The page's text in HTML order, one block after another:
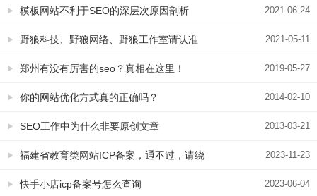
2021-06-24
模板网站不利于SEO的深层次原因剖析
2021-05-11
野狼科技、野狼网络、野狼工作室请认准
永易搜科技旗下，14年坚持网络营销 2019-05-27
郑州有没有厉害的seo？真相在这里！
2014-02-10
你的网站优化方式真的正确吗？
2013-03-21
SEO工作中为什么非要原创文章
2023-11-23
福建省教育类网站ICP备案，通不过，请绕
行 2023-06-04
快手小店icp备案号怎么查询